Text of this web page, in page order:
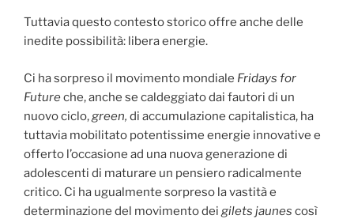
Tuttavia questo contesto storico offre anche delle
inedite possibilità: libera energie.
Ci ha sorpreso il movimento mondiale Fridays for
Futureche, anche se caldeggiato dai fautori di un
nuovo ciclo,green, di accumulazione capitalistica, ha
tuttavia mobilitato potentissime energie innovative e
offerto l’occasione ad una nuova generazione di
adolescenti di maturare un pensiero radicalmente
critico. Ci ha ugualmente sorpreso la vastità e
determinazione del movimento dei gilets jaunes così